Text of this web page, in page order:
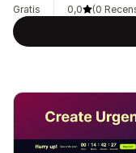
Gratis
0,0
(0